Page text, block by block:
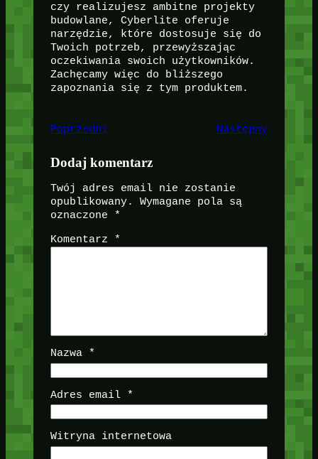
czy realizujesz ambitne projekty
budowlane, Cyberlite oferuje
narzędzie, które dostosuje się do
Twoich potrzeb, przewyższając
oczekiwania swoich użytkowników.
Zachęcamy więc do bliższego
zapoznania się z tym produktem.
Poprzedni Następny
Dodaj komentarz
Twój adres email nie zostanie
opublikowany.
Wymagane pola są
oznaczone
*
Komentarz *
Nazwa *
Adres email *
Witryna internetowa